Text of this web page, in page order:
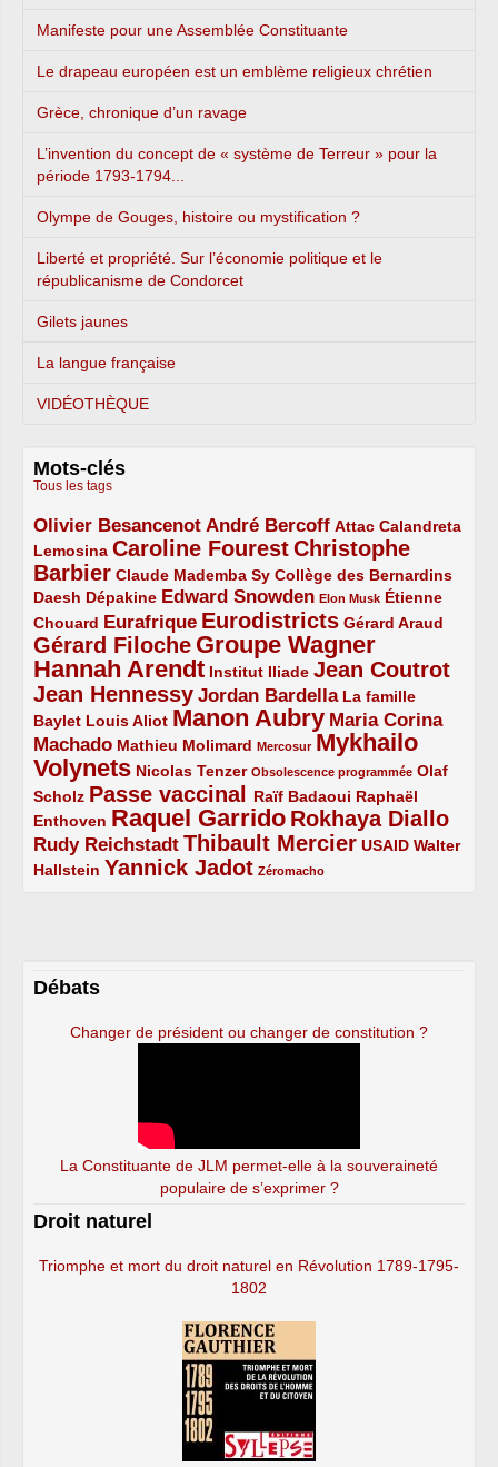
Manifeste pour une Assemblée Constituante
Le drapeau européen est un emblème religieux chrétien
Grèce, chronique d’un ravage
L’invention du concept de « système de Terreur » pour la
période 1793-1794...
Olympe de Gouges, histoire ou mystification ?
Liberté et propriété. Sur l’économie politique et le
républicanisme de Condorcet
Gilets jaunes
La langue française
VIDÉOTHÈQUE
Mots-clés
Tous les tags
Olivier Besancenot
3/5 André Bercoff
3/5 Attac
2/5
Calandreta
Lemosina
2/5 Caroline Fourest
4/5
Christophe
Barbier
4/5 Claude Mademba Sy
2/5 Collège des Bernardins
2/5
Daesh
2/5 Dépakine
2/5 Edward Snowden
3/5 Elon Musk
1/5
Étienne
Chouard
2/5 Eurafrique
3/5 Eurodistricts
4/5 Gérard Araud
2/5
Gérard Filoche
4/5 Groupe Wagner
5/5
Hannah Arendt
5/5 Institut Iliade
2/5 Jean Coutrot
4/5
Jean Hennessy
4/5 Jordan Bardella
3/5
La famille
Baylet
2/5 Louis Aliot
2/5 Manon Aubry
5/5
Maria Corina
Machado
3/5 Mathieu Molimard
2/5 Mercosur
1/5
Mykhailo
Volynets
5/5 Nicolas Tenzer
2/5 Obsolescence programmée
1/5
Olaf
Scholz
2/5 Passe vaccinal
4/5 Raïf Badaoui
2/5
Raphaël
Enthoven
2/5 Raquel Garrido
5/5 Rokhaya Diallo
4/5
Rudy Reichstadt
3/5 Thibault Mercier
4/5 USAID
2/5
Walter
Hallstein
2/5 Yannick Jadot
4/5 Zéromacho
1/5
Débats
Changer de président ou changer de constitution ?
La Constituante de JLM permet-elle à la souveraineté
populaire de s’exprimer ?
Droit naturel
Triomphe et mort du droit naturel en Révolution 1789-1795-
1802